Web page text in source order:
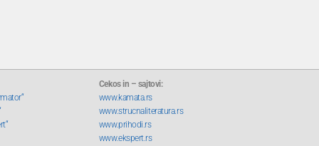
Cekos in – sajtovi:
www.kamata.rs
www.strucnaliteratura.rs
www.prihodi.rs
www.ekspert.rs